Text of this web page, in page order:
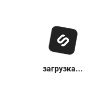
загрузка...